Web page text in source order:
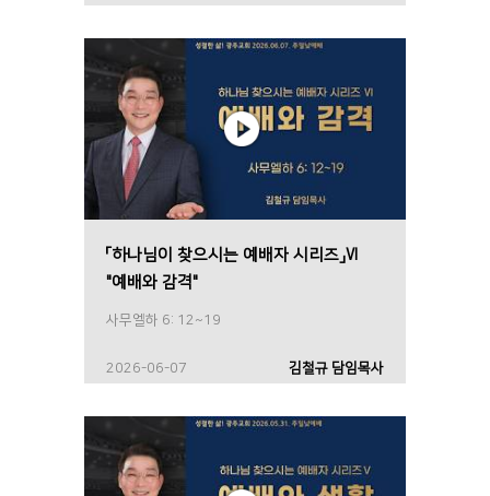
「하나님이 찾으시는 예배자 시리즈」Ⅵ
"예배와 감격"
사무엘하 6: 12~19
2026-06-07 김철규 담임목사